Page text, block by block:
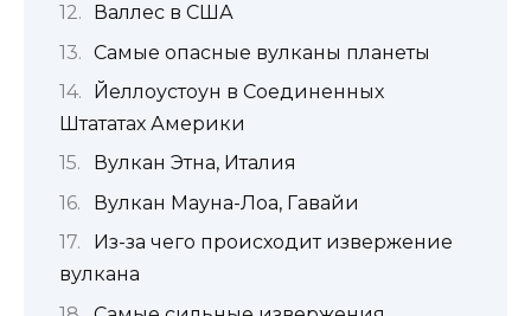
Валлес в США
Самые опасные вулканы планеты
Йеллоустоун в Соединенных
Штататах Америки
Вулкан Этна, Италия
Вулкан Мауна-Лоа, Гавайи
Из-за чего происходит извержение
вулкана